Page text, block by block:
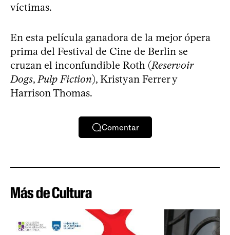
víctimas.
En esta película ganadora de la mejor ópera
prima del Festival de Cine de Berlin se
cruzan el inconfundible Roth (Reservoir
Dogs,Pulp Fiction), Kristyan Ferrer y
Harrison Thomas.
Comentar
Más de Cultura